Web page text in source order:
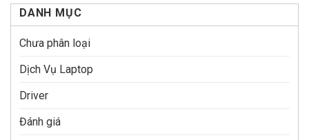
DANH MỤC
Chưa phân loại
Dịch Vụ Laptop
Driver
Đánh giá